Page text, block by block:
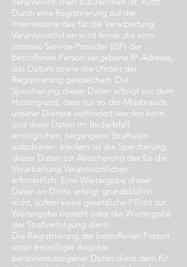
Durch eine Registrierung auf der
Internetseite des für die Verarbeitung
Verantwortlichen wird ferner die vom
Internet-Service-Provider (ISP) der
betroffenen Person vergebene IP-Adresse,
das Datum sowie die Uhrzeit der
Registrierung gespeichert. Die
Speicherung dieser Daten erfolgt vor dem
Hintergrund, dass nur so der Missbrauch
unserer Dienste verhindert werden kann,
und diese Daten im Bedarfsfall
ermöglichen, begangene Straftaten
aufzuklären. Insofern ist die Speicherung
dieser Daten zur Absicherung des für die
Verarbeitung Verantwortlichen
erforderlich. Eine Weitergabe dieser
Daten an Dritte erfolgt grundsätzlich
nicht, sofern keine gesetzliche Pflicht zur
Weitergabe besteht oder die Weitergabe
der Strafverfolgung dient.
Die Registrierung der betroffenen Person
unter freiwilliger Angabe
personenbezogener Daten dient dem für